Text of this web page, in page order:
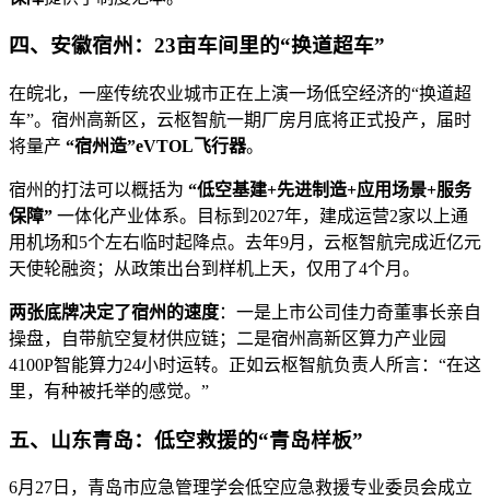
四、安徽宿州：23亩车间里的“换道超车”
在皖北，一座传统农业城市正在上演一场低空经济的“换道超
车”。宿州高新区，云枢智航一期厂房月底将正式投产，届时
将量产 “宿州造”eVTOL飞行器。
宿州的打法可以概括为 “低空基建+先进制造+应用场景+服务
保障” 一体化产业体系。目标到2027年，建成运营2家以上通
用机场和5个左右临时起降点。去年9月，云枢智航完成近亿元
天使轮融资；从政策出台到样机上天，仅用了4个月。
两张底牌决定了宿州的速度：一是上市公司佳力奇董事长亲自
操盘，自带航空复材供应链；二是宿州高新区算力产业园
4100P智能算力24小时运转。正如云枢智航负责人所言：“在这
里，有种被托举的感觉。”
五、山东青岛：低空救援的“青岛样板”
6月27日，青岛市应急管理学会低空应急救援专业委员会成立